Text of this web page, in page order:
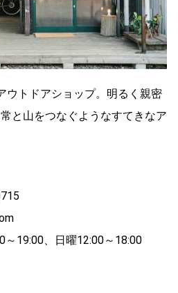
ウトドアショップ。明るく親密
と山をつなぐようなすてきなア
19:00、日曜12:00～18:00